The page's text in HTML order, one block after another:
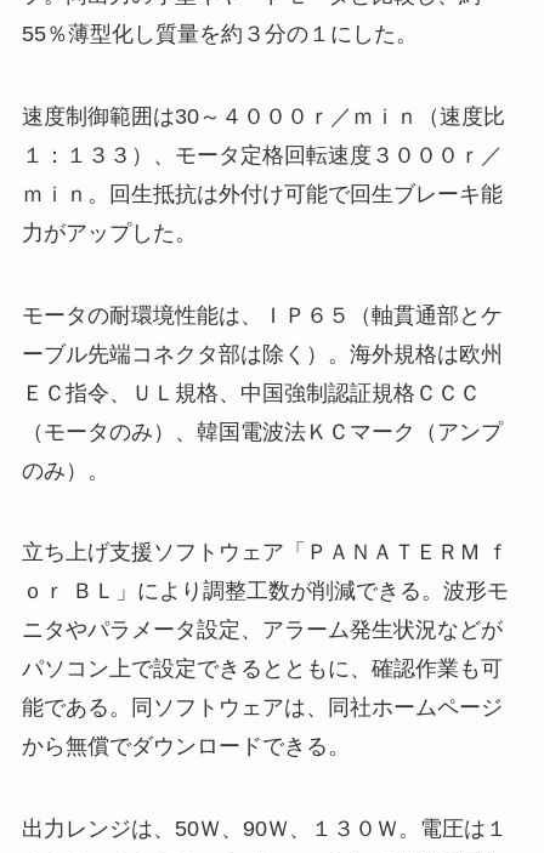
55％薄型化し質量を約３分の１にした。
速度制御範囲は30～４０００ｒ／ｍｉｎ（速度比
１：１３３）、モータ定格回転速度３０００ｒ／
ｍｉｎ。回生抵抗は外付け可能で回生ブレーキ能
力がアップした。
モータの耐環境性能は、ＩＰ６５（軸貫通部とケ
ーブル先端コネクタ部は除く）。海外規格は欧州
ＥＣ指令、ＵＬ規格、中国強制認証規格ＣＣＣ
（モータのみ）、韓国電波法ＫＣマーク（アンプ
のみ）。
立ち上げ支援ソフトウェア「ＰＡＮＡＴＥＲＭ ｆ
ｏｒ ＢＬ」により調整工数が削減できる。波形モ
ニタやパラメータ設定、アラーム発生状況などが
パソコン上で設定できるとともに、確認作業も可
能である。同ソフトウェアは、同社ホームページ
から無償でダウンロードできる。
出力レンジは、50Ｗ、90Ｗ、１３０Ｗ。電圧は１